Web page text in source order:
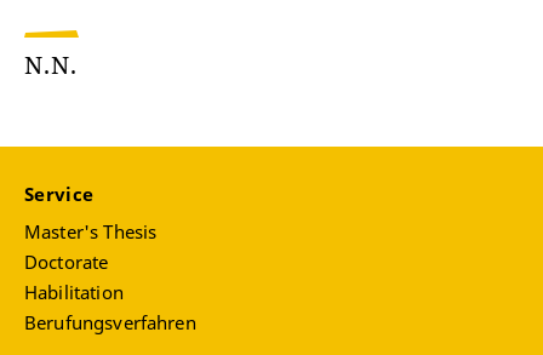
N.N.
Service
Master's Thesis
Doctorate
Habilitation
Berufungsverfahren